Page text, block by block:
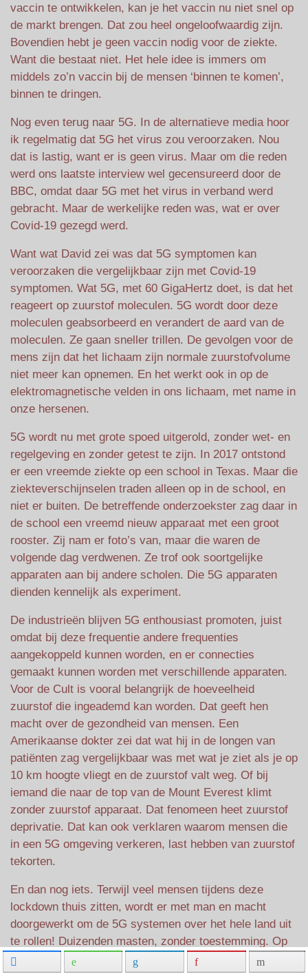
vaccin te ontwikkelen, kan je het vaccin nu niet snel op
de markt brengen. Dat zou heel ongeloofwaardig zijn.
Bovendien hebt je geen vaccin nodig voor de ziekte.
Want die bestaat niet. Het hele idee is immers om
middels zo’n vaccin bij de mensen ‘binnen te komen’,
binnen te dringen.
Nog even terug naar 5G. In de alternatieve media hoor
ik regelmatig dat 5G het virus zou veroorzaken. Nou
dat is lastig, want er is geen virus. Maar om die reden
werd ons laatste interview wel gecensureerd door de
BBC, omdat daar 5G met het virus in verband werd
gebracht. Maar de werkelijke reden was, wat er over
Covid-19 gezegd werd.
Want wat David zei was dat 5G symptomen kan
veroorzaken die vergelijkbaar zijn met Covid-19
symptomen. Wat 5G, met 60 GigaHertz doet, is dat het
reageert op zuurstof moleculen. 5G wordt door deze
moleculen geabsorbeerd en verandert de aard van de
moleculen. Ze gaan sneller trillen. De gevolgen voor de
mens zijn dat het lichaam zijn normale zuurstofvolume
niet meer kan opnemen. En het werkt ook in op de
elektromagnetische velden in ons lichaam, met name in
onze hersenen.
5G wordt nu met grote spoed uitgerold, zonder wet- en
regelgeving en zonder getest te zijn. In 2017 ontstond
er een vreemde ziekte op een school in Texas. Maar die
ziekteverschijnselen traden alleen op in de school, en
niet er buiten. De betreffende onderzoekster zag daar in
de school een vreemd nieuw apparaat met een groot
rooster. Zij nam er foto’s van, maar die waren de
volgende dag verdwenen. Ze trof ook soortgelijke
apparaten aan bij andere scholen. Die 5G apparaten
dienden kennelijk als experiment.
De industrieën blijven 5G enthousiast promoten, juist
omdat bij deze frequentie andere frequenties
aangekoppeld kunnen worden, en er connecties
gemaakt kunnen worden met verschillende apparaten.
Voor de Cult is vooral belangrijk de hoeveelheid
zuurstof die ingeademd kan worden. Dat geeft hen
macht over de gezondheid van mensen. Een
Amerikaanse dokter zei dat wat hij in de longen van
patiënten zag vergelijkbaar was met wat je ziet als je op
10 km hoogte vliegt en de zuurstof valt weg. Of bij
iemand die naar de top van de Mount Everest klimt
zonder zuurstof apparaat. Dat fenomeen heet zuurstof
deprivatie. Dat kan ook verklaren waarom mensen die
in een 5G omgeving verkeren, last hebben van zuurstof
tekorten.
En dan nog iets. Terwijl veel mensen tijdens deze
lockdown thuis zitten, wordt er met man en macht
doorgewerkt om de 5G systemen over het hele land uit
te rollen! Duizenden masten, zonder toestemming. Op
dit moment worden er nog relatief weinig 5G apparaten